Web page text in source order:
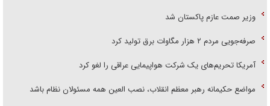
وزیر صمت عازم پاکستان شد
صرفه‌جویی مردم ۲ هزار مگاوات برق تولید کرد
آمریکا تحریم‌های یک شرکت هواپیمایی عراقی را لغو کرد
مواضع حکیمانه رهبر معظم انقلاب، نصب العین همه مسئولان نظام باشد